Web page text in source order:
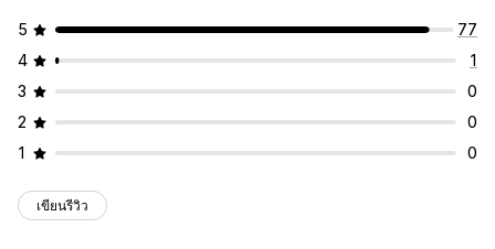
5
77
4
1
3
0
2
0
1
0
เขียนรีวิว